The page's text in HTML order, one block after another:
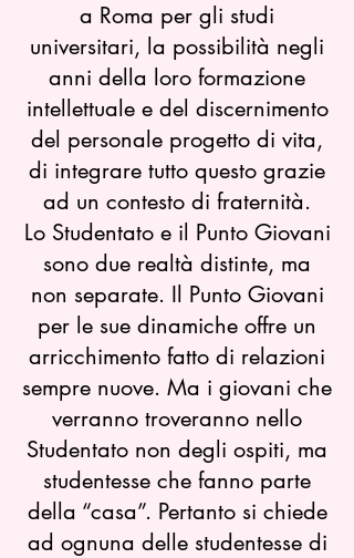
a Roma per gli studi
universitari, la possibilità negli
anni della loro formazione
intellettuale e del discernimento
del personale progetto di vita,
di integrare tutto questo grazie
ad un contesto di fraternità.
Lo Studentato e il Punto Giovani
sono due realtà distinte, ma
non separate. Il Punto Giovani
per le sue dinamiche offre un
arricchimento fatto di relazioni
sempre nuove. Ma i giovani che
verranno troveranno nello
Studentato non degli ospiti, ma
studentesse che fanno parte
della “casa”. Pertanto si chiede
ad ognuna delle studentesse di